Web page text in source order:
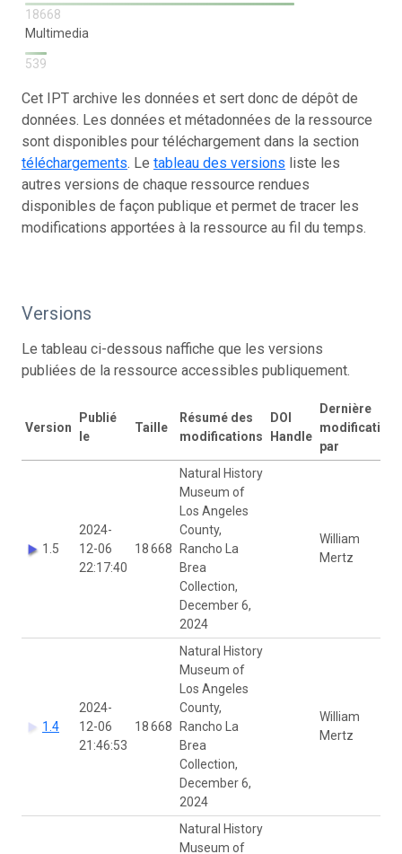
18668
Multimedia
539
Cet IPT archive les données et sert donc de dépôt de
données. Les données et métadonnées de la ressource
sont disponibles pour téléchargement dans la section
téléchargements. Le tableau des versions liste les
autres versions de chaque ressource rendues
disponibles de façon publique et permet de tracer les
modifications apportées à la ressource au fil du temps.
Versions
Le tableau ci-dessous naffiche que les versions
publiées de la ressource accessibles publiquement.
Version
Publié
le
Taille
Résumé des
modifications
DOI
Handle
Dernière
modification
par
1.5
2024-
12-06
22:17:40
18 668
Natural History
Museum of
Los Angeles
County,
Rancho La
Brea
Collection,
December 6,
2024
William
Mertz
1.4
2024-
12-06
21:46:53
18 668
Natural History
Museum of
Los Angeles
County,
Rancho La
Brea
Collection,
December 6,
2024
William
Mertz
Natural History
Museum of